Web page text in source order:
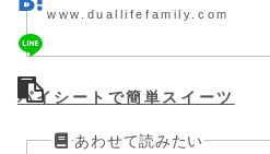
www.duallifefamily.com
パイシートで簡単スイーツ